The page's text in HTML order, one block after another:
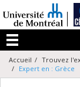
au
contenu
Menu
Accueil Trouvez
Expert en : Grèce